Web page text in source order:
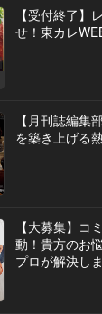
【受付終了】
せ！東カレ
【月刊誌編集
を築き上げる
【大募集】コ
動！貴方のお
プロが解決し